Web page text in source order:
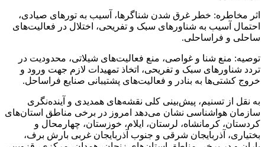
اثر مخاطره: خطر غرق شدن شناگرها، آسیب به تور‌های صیادی،
احتمال آسیب به شناور‌های سبک و تفریحی، اختلال در فعالیت‌های
ساحلی و فراساحلی.
توصیه: منع شنا و غواصی، منع فعالیت‌های شیلاتی، محدودیت در
تردد شناور‌های سبک و تفریحی، اتخاذ تمهیدات لازم جهت ورود و
خروج کشتی‌ها به بنادر و فعالیت‌های پشتیبانی صنایع فراساحل.
به نقل از تسنیم، پیش‌بینی کلی نقشه‌های همدیدی و آینده‌نگری
سازمان هواشناسی نشان می‌دهد امروز در برخی مناطق استان‌های
کردستان، کرمانشاه، لرستان، ایلام، خوزستان، چهارمحال و
بختیاری، آذربایجان شرقی و جنوب آذربایجان غربی بارش برف،